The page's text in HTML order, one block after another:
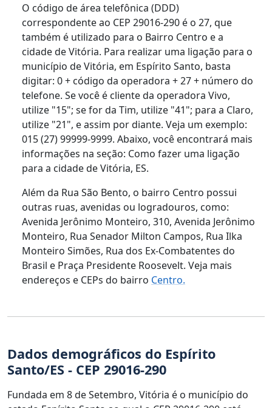
O código de área telefônica (DDD)
correspondente ao CEP 29016-290 é o 27, que
também é utilizado para o Bairro Centro e a
cidade de Vitória. Para realizar uma ligação para o
município de Vitória, em Espírito Santo, basta
digitar: 0 + código da operadora + 27 + número do
telefone. Se você é cliente da operadora Vivo,
utilize "15"; se for da Tim, utilize "41"; para a Claro,
utilize "21", e assim por diante. Veja um exemplo:
015 (27) 99999-9999. Abaixo, você encontrará mais
informações na seção: Como fazer uma ligação
para a cidade de Vitória, ES.
Além da Rua São Bento, o bairro Centro possui
outras ruas, avenidas ou logradouros, como:
Avenida Jerônimo Monteiro, 310, Avenida Jerônimo
Monteiro, Rua Senador Milton Campos, Rua Ilka
Monteiro Simões, Rua dos Ex-Combatentes do
Brasil e Praça Presidente Roosevelt. Veja mais
endereços e CEPs do bairro Centro.
Dados demográficos do Espírito
Santo/ES - CEP 29016-290
Fundada em 8 de Setembro, Vitória é o município do